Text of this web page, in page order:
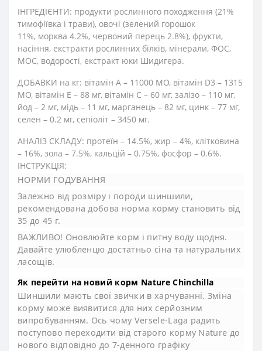
ІНГРЕДІЄНТИ: продукти рослинного походження (21%
тимофіївка і трави), овочі (зелений горошок
11%, морква 4.2%, червоний перець 2.8%), фрукти,
насіння, екстракти рослинних білків, мінерали, ФОС,
МОС, водорості, екстракт юки Шидигера.
ДОБАВКИ на кг: вітамін А – 11000 МО, вітамін D3 – 1315
МО, вітамін Е – 88 мг, вітамін С – 60 мг, залізо – 110 мг,
йод – 2 мг, мідь – 11 мг, марганець – 82 мг, цинк – 77 мг,
селен – 0.2 мг, сепіоліт – 3450 мг.
АНАЛІЗ СКЛАДУ: протеїн – 14.5%, жир – 4%, клітковина
– 16%, зола – 7.5%, кальцій – 0.75%, фосфор – 0.6%.
ІНСТРУКЦІЯ:
НОРМИ ГОДУВАННЯ
Залежно від розміру і породи шиншили,
рекомендована добова норма корму становить від
35 до 45 г.
ВАЖЛИВО! Оновлюйте корм і питну воду щодня.
Давайте улюбленцю достатньо сіна та натуральних
ласощів.
Як перейти на новий корм Nature Chinchilla
Шиншили мають свої звички в харчуванні. Зміна
корму може виявитися для них серйозним
випробуванням. Ось чому Versele-Laga радить
поступово переходити від старого корму Nature до
нового відповідно до 7-денного графіку